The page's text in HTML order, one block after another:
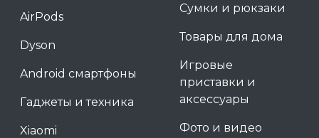
AirPods
Dyson
Android смартфоны
Гаджеты и техника
Xiaomi
Сумки и рюкзаки
Товары для дома
Игровые
приставки и
аксессуары
Фото и видео